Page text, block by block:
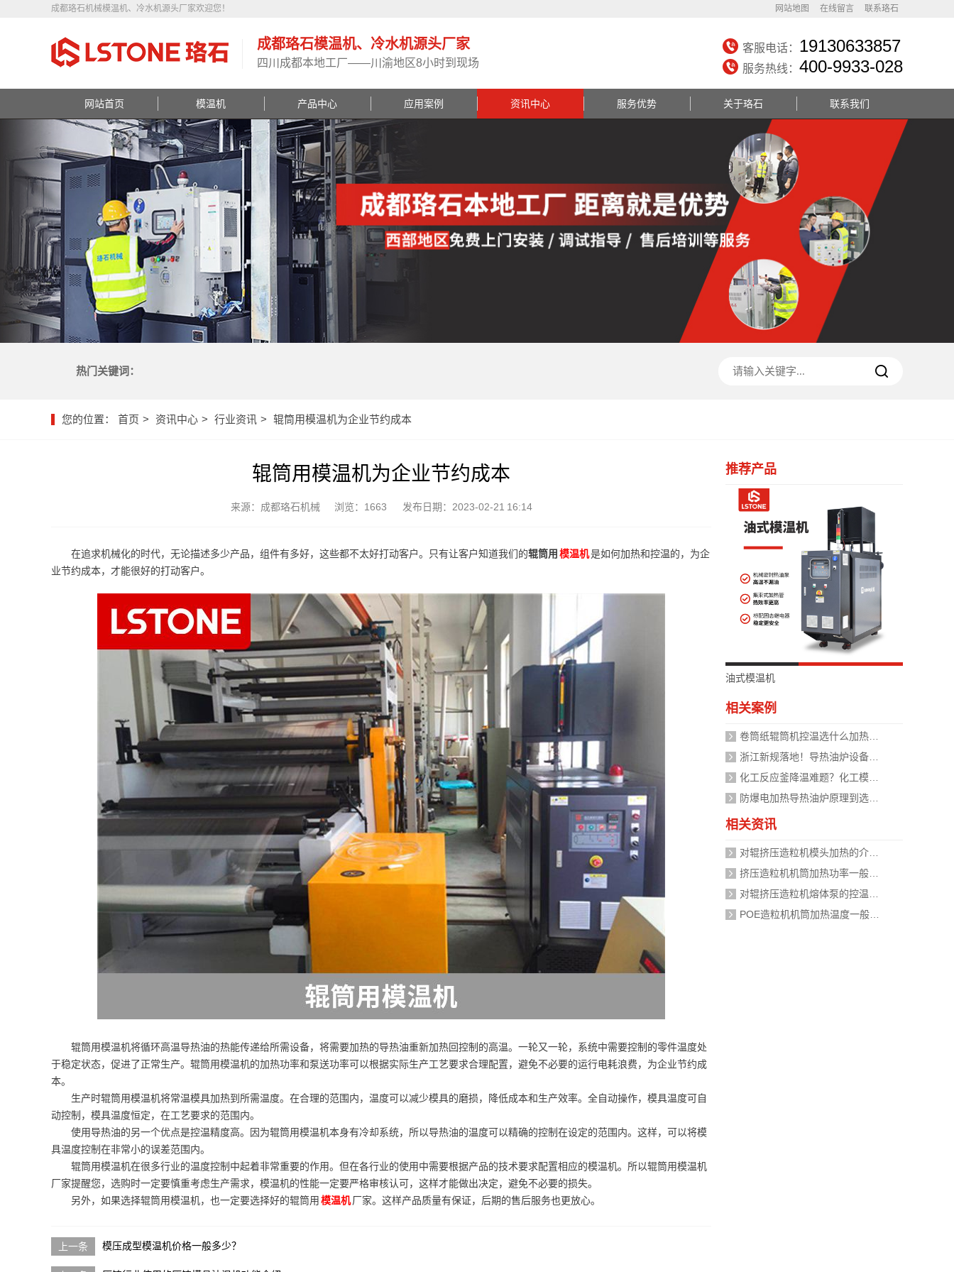
网站地图 在线留言 联系珞石
成都珞石机械模温机、冷水机源头厂家欢迎您！
客服电话： 19130633857
服务热线： 400-9933-028
成都珞石模温机、冷水机源头厂家
四川成都本地工厂——川渝地区8小时到现场
网站首页 模温机 产品中心 应用案例 资讯中心 服务优势 关于珞石 联系我们
热门关键词：
您的位置： 首页 资讯中心 行业资讯 辊筒用模温机为企业节约成本
辊筒用模温机为企业节约成本
来源：成都珞石机械 浏览：1663 发布日期：2023-02-21 16:14
在追求机械化的时代，无论描述多少产品，组件有多好，这些都不太好打动客户。只有让客户知道我们的辊筒用 模温机是如何加热和控温的，为企
业节约成本，才能很好的打动客户。
辊筒用模温机将循环高温导热油的热能传递给所需设备，将需要加热的导热油重新加热回控制的高温。一轮又一轮，系统中需要控制的零件温度处
于稳定状态，促进了正常生产。辊筒用模温机的加热功率和泵送功率可以根据实际生产工艺要求合理配置，避免不必要的运行电耗浪费，为企业节约成
本。
生产时辊筒用模温机将常温模具加热到所需温度。在合理的范围内，温度可以减少模具的磨损，降低成本和生产效率。全自动操作，模具温度可自
动控制，模具温度恒定，在工艺要求的范围内。
使用导热油的另一个优点是控温精度高。因为辊筒用模温机本身有冷却系统，所以导热油的温度可以精确的控制在设定的范围内。这样，可以将模
具温度控制在非常小的误差范围内。
辊筒用模温机在很多行业的温度控制中起着非常重要的作用。但在各行业的使用中需要根据产品的技术要求配置相应的模温机。所以辊筒用模温机
厂家提醒您，选购时一定要慎重考虑生产需求，模温机的性能一定要严格审核认可，这样才能做出决定，避免不必要的损失。
另外，如果选择辊筒用模温机，也一定要选择好的辊筒用 模温机厂家。这样产品质量有保证，后期的售后服务也更放心。
模压成型模温机价格一般多少？
推荐产品
油式模温机
相关案例
相关资讯